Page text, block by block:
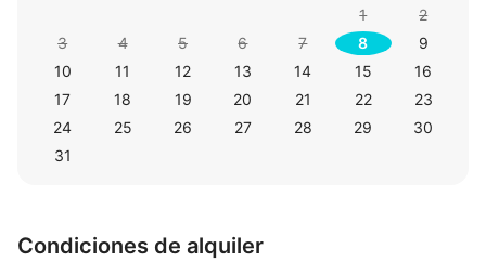
1
2
3
4 5 6 7 8
9
10
11 12 13 14 15
16
17
18 19 20 21 22
23
24
25 26 27 28 29
30
31
Condiciones de alquiler